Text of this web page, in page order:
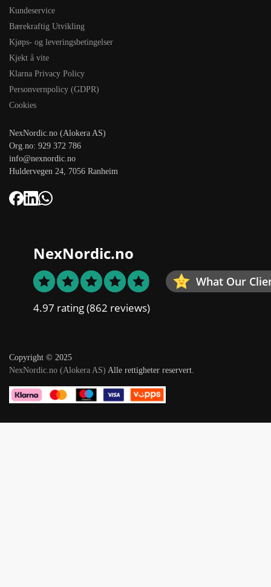
Kundeservice
Bærekraftig Utvikling
Kjøps- og leveringsbetingelser
Kjekt å vite
Klarna Privacy Policy
Personvernpolicy (GDPR)
Cookies
NexNordic.no (Alokera AS)
Org.no: 929 372 786
info@nexnordic.no
Huldervegen 24, 7056 Ranheim
NexNordic.no
What Our
4.97 rating(862 reviews)
Copyright © 2025
NexNordic.no (Alokera AS) Alle rettigheter reservert.